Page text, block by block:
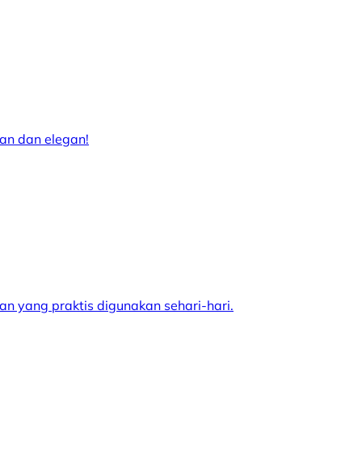
dan elegan!
yang praktis digunakan sehari-hari.